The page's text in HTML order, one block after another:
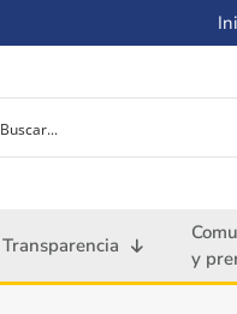
Transparencia
y